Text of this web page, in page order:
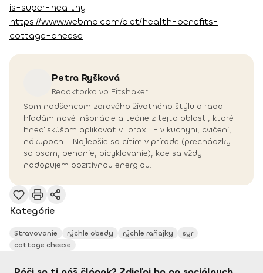
is-super-healthy
https://www.webmd.com/diet/health-benefits-
cottage-cheese
Petra Ryšková
Redaktorka vo Fitshaker
Som nadšencom zdravého životného štýlu a rada
hľadám nové inšpirácie a teórie z tejto oblasti, ktoré
hneď skúšam aplikovať v "praxi" - v kuchyni, cvičení,
nákupoch... Najlepšie sa cítim v prírode (prechádzky
so psom, behanie, bicyklovanie), kde sa vždy
nadopujem pozitívnou energiou.
Kategórie
Stravovanie rýchle obedy rýchle raňajky
syr
cottage cheese